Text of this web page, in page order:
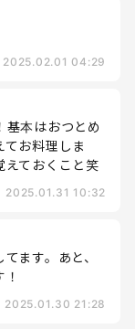
2025.02.01 04:29
基本はおつとめ
お料理しま
えておくこと笑
2025.01.31 10:32
ます。あと、
2025.01.30 21:28